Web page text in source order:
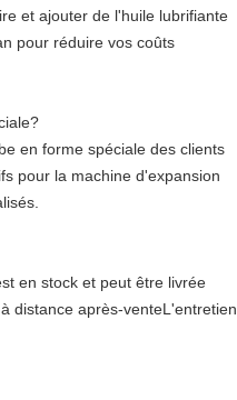
et ajouter de l'huile lubrifiante
pour réduire vos coûts
en forme spéciale des clients
pour la machine d'expansion
en stock et peut être livrée
distance après-venteL'entretien